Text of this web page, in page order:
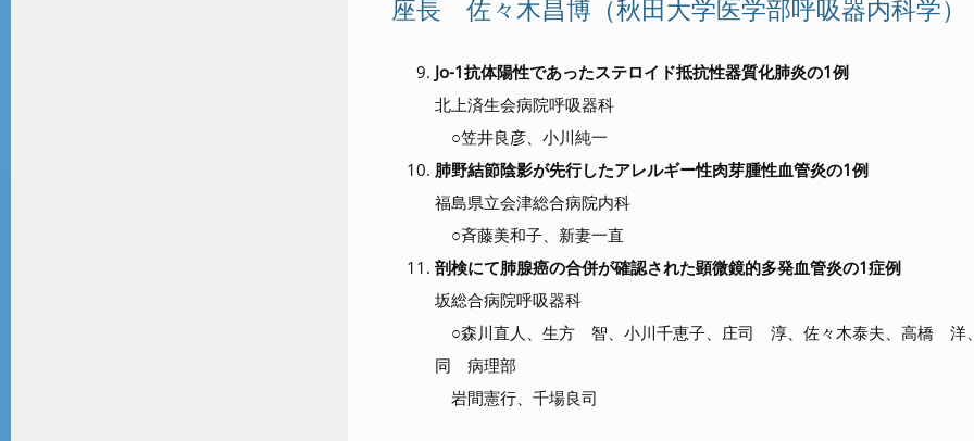
座長 佐々木昌博（秋田大学医学部呼吸器内科学）
Jo-1抗体陽性であったステロイド抵抗性器質化肺炎の1例
北上済生会病院呼吸器科
○笠井良彦、小川純一
肺野結節陰影が先行したアレルギー性肉芽腫性血管炎の1例
福島県立会津総合病院内科
○斉藤美和子、新妻一直
剖検にて肺腺癌の合併が確認された顕微鏡的多発血管炎の1症例
坂総合病院呼吸器科
○森川直人、生方 智、小川千恵子、庄司 淳、佐々木泰夫、高橋
同 病理部
岩間憲行、千場良司